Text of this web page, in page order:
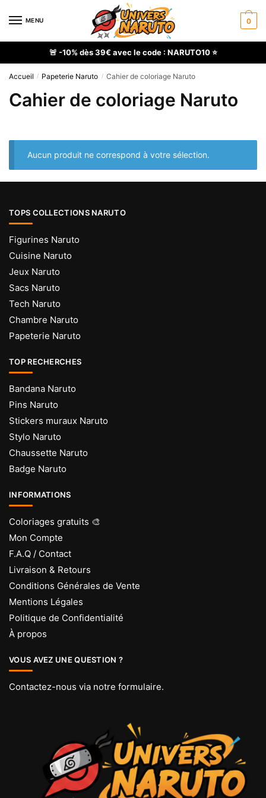
MENU 0
🚨 -10% dès 39€ avec le code : NARUTO10 ⭐
Accueil / Papeterie Naruto / Cahier de coloriage Naruto
Cahier de coloriage Naruto
Aucun produit ne correspond à votre sélection.
TOPS COLLECTIONS NARUTO
Figurines Naruto
Cuisine Naruto
Jeux Naruto
Sacs Naruto
Tech Naruto
Chambre Naruto
Papeterie Naruto
TOP RECHERCHES
Bandana Naruto
Pins Naruto
Stickers muraux Naruto
Stylo Naruto
Chaussette Naruto
Badge Naruto
INFORMATIONS
Coloriages gratuits 🎨
Mon Compte
F.A.Q / Contact
Livraison & Retours
Conditions Générales de Vente
Mentions Légales
Politique de Confidentialité
À propos
VOUS AVEZ UNE QUESTION ?
Contactez-nous via notre formulaire.